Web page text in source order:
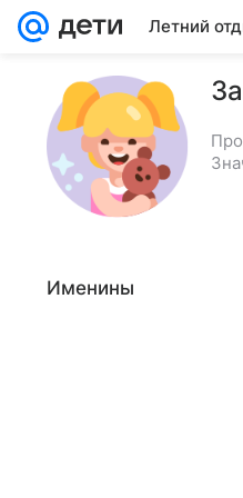
Летний
Именины